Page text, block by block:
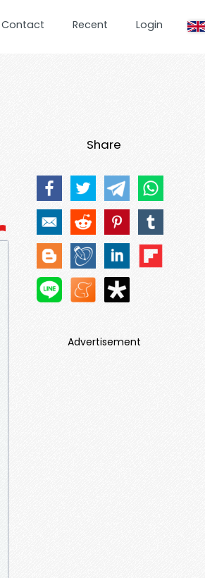
Contact Recent Login
Share
Advertisement